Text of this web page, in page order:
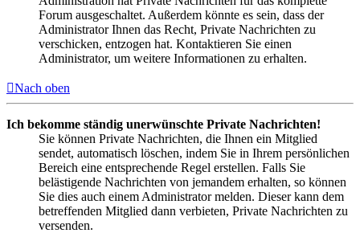
Forum ausgeschaltet. Außerdem könnte es sein, dass der
Administrator Ihnen das Recht, Private Nachrichten zu
verschicken, entzogen hat. Kontaktieren Sie einen
Administrator, um weitere Informationen zu erhalten.
Nach oben
Ich bekomme ständig unerwünschte Private Nachrichten!
Sie können Private Nachrichten, die Ihnen ein Mitglied
sendet, automatisch löschen, indem Sie in Ihrem persönlichen
Bereich eine entsprechende Regel erstellen. Falls Sie
belästigende Nachrichten von jemandem erhalten, so können
Sie dies auch einem Administrator melden. Dieser kann dem
betreffenden Mitglied dann verbieten, Private Nachrichten zu
versenden.